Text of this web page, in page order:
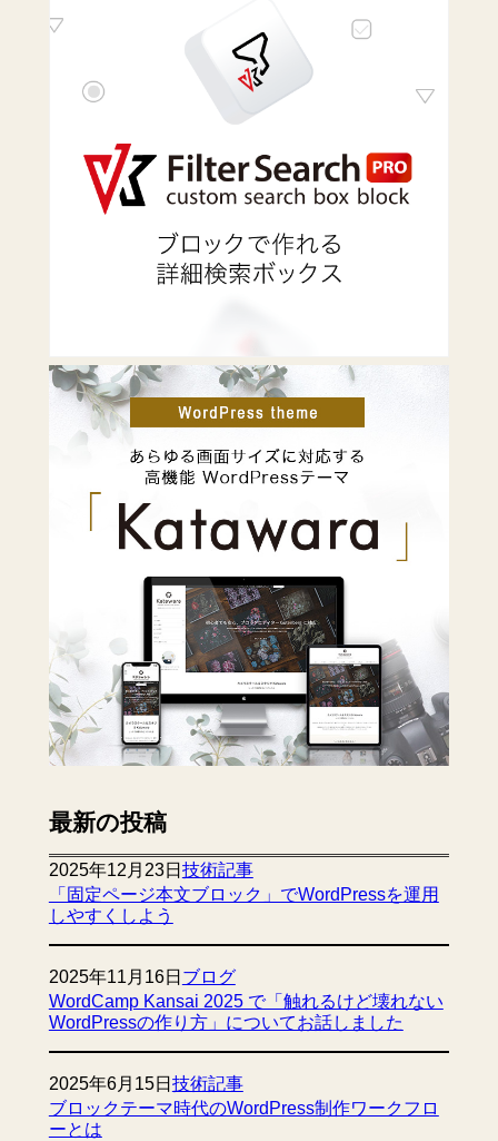
最新の投稿
2025年12月23日 技術記事
「固定ページ本文ブロック」でWordPressを運用
しやすくしよう
2025年11月16日 ブログ
WordCamp Kansai 2025 で「触れるけど壊れない
WordPressの作り方」についてお話しました
2025年6月15日 技術記事
ブロックテーマ時代のWordPress制作ワークフロ
ーとは